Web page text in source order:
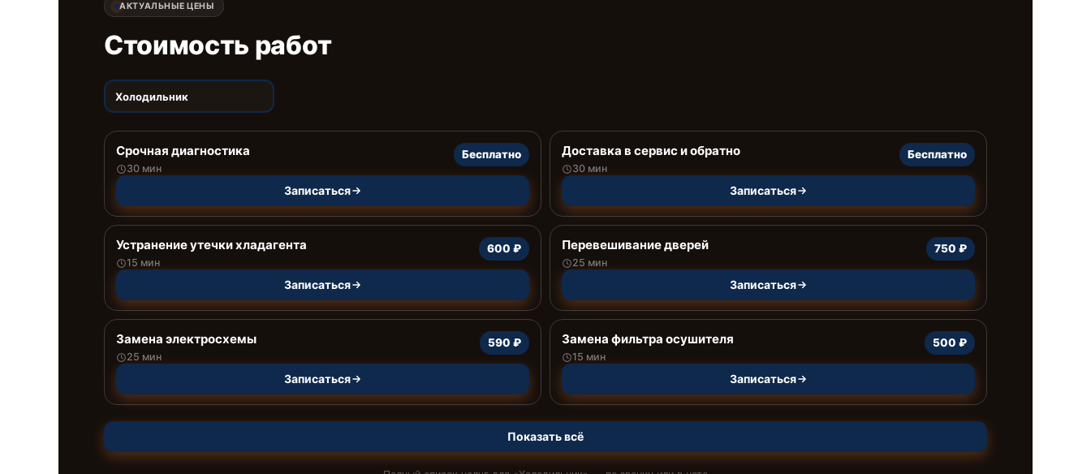
АКТУАЛЬНЫЕ ЦЕНЫ
Стоимость работ
Холодильник
Срочная диагностика
30 мин
Бесплатно
Записаться
Доставка в сервис и обратно
30 мин
Бесплатно
Записаться
Устранение утечки хладагента
15 мин
600 ₽
Записаться
Перевешивание дверей
25 мин
750 ₽
Записаться
Замена электросхемы
25 мин
590 ₽
Записаться
Замена фильтра осушителя
15 мин
500 ₽
Записаться
Показать всё